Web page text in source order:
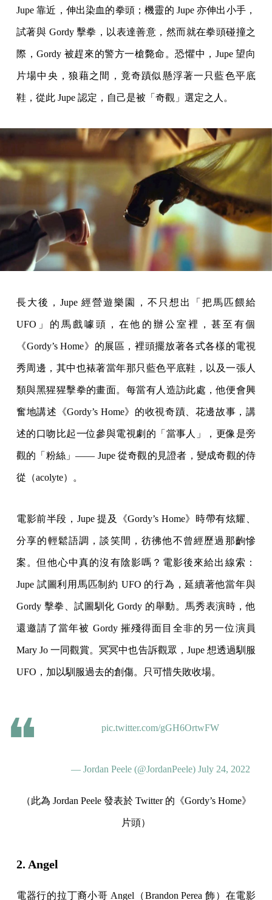
Jupe 靠近，伸出染血的拳頭；機靈的 Jupe 亦伸出小手，
試著與 Gordy 擊拳，以表達善意，然而就在拳頭碰撞之
際，Gordy 被趕來的警方一槍斃命。恐懼中，Jupe 望向
片場中央，狼藉之間，竟奇蹟似懸浮著一只藍色平底
鞋，從此 Jupe 認定，自己是被「奇觀」選定之人。
長大後，Jupe 經營遊樂園，不只想出「把馬匹餵給
UFO」的馬戲噱頭，在他的辦公室裡，甚至有個
《Gordy’s Home》的展區，裡頭擺放著各式各樣的電視
秀周邊，其中也裱著當年那只藍色平底鞋，以及一張人
類與黑猩猩擊拳的畫面。每當有人造訪此處，他便會興
奮地講述《Gordy’s Home》的收視奇蹟、花邊故事，講
述的口吻比起一位參與電視劇的「當事人」，更像是旁
觀的「粉絲」—— Jupe 從奇觀的見證者，變成奇觀的侍
從（acolyte）。
電影前半段，Jupe 提及《Gordy’s Home》時帶有炫耀、
分享的輕鬆語調，談笑間，彷彿他不曾經歷過那齣慘
案。但他心中真的沒有陰影嗎？電影後來給出線索：
Jupe 試圖利用馬匹制約 UFO 的行為，延續著他當年與
Gordy 擊拳、試圖馴化 Gordy 的舉動。馬秀表演時，他
還邀請了當年被 Gordy 摧殘得面目全非的另一位演員
Mary Jo 一同觀賞。冥冥中也告訴觀眾，Jupe 想透過馴服
UFO，加以馴服過去的創傷。只可惜失敗收場。
pic.twitter.com/gGH6OrtwFW
— Jordan Peele (@JordanPeele) July 24, 2022
（此為 Jordan Peele 發表於 Twitter 的《Gordy’s Home》
片頭）
2. Angel
電器行的拉丁裔小哥 Angel（Brandon Perea 飾）在電影